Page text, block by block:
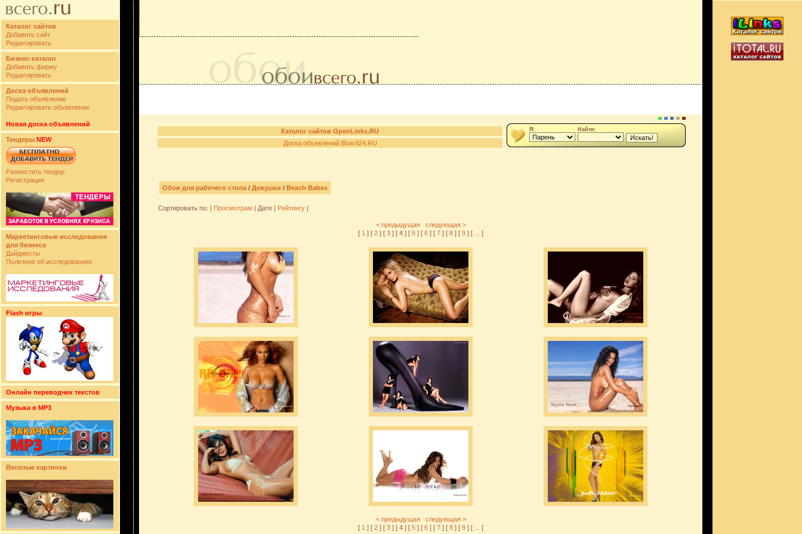
Каталог сайтов
Добавить сайт
Редактировать
Бизнес-каталог
Добавить фирму
Редактировать
Доска объявлений
Подать объявление
Редактировать объявление
Новая доска объявлений
Тендеры NEW
Разместить тендер
Регистрация
Маркетинговые исследования
для бизнеса
Дайджесты
Полезное об исследованиях
Flash игры
Онлайн переводчик текстов
Музыка в MP3
Веселые картинки
Каталог сайтов OpenLinks.RU
Доска объявлений Board24.RU
Я: Найти:
Обои для рабочего стола / Девушки / Beach Babes
Сортировать по: | Просмотрам | Дате | Рейтингу |
< предыдущая
следующая >
[ 1 ] [ 2 ] [ 3 ] [ 4 ] [ 5 ] [ 6 ] [ 7 ] [ 8 ] [ 9 ] [ ]
< предыдущая
следующая >
[ 1 ] [ 2 ] [ 3 ] [ 4 ] [ 5 ] [ 6 ] [ 7 ] [ 8 ] [ 9 ] [ ]